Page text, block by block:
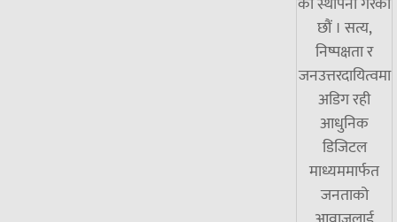
छौं । सत्य,
निष्पक्षता र
जनउत्तरदायित्वमा
अडिग रही
आधुनिक
डिजिटल
माध्यममार्फत
जनताको